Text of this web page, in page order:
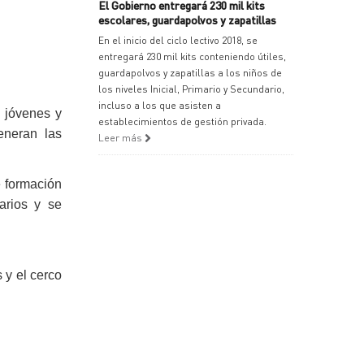
jóvenes y
las
y se
y el cerco
El Gobierno entregará 230 mil kits
escolares, guardapolvos y zapatillas
En el inicio del ciclo lectivo 2018, se
entregará 230 mil kits conteniendo útiles,
guardapolvos y zapatillas a los niños de
los niveles Inicial, Primario y Secundario,
incluso a los que asisten a
establecimientos de gestión privada.
Leer más